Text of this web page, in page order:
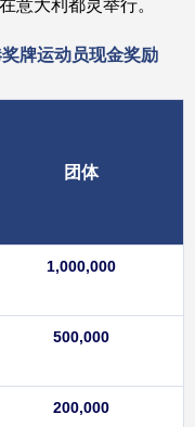
意大利都灵举行。
牌运动员现金奖励
团体
1,000,000
500,000
200,000